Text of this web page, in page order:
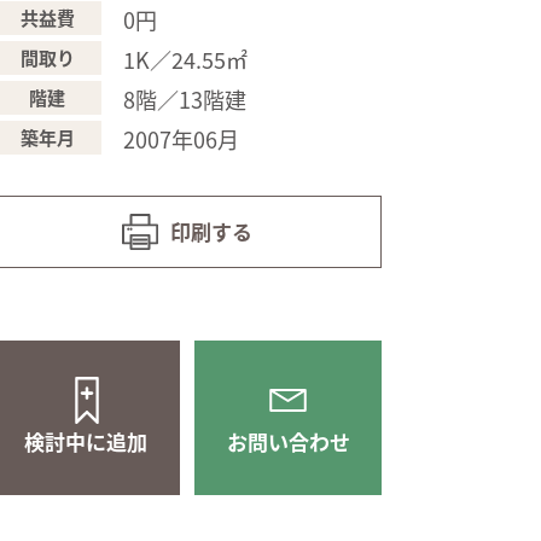
共益費 0円
間取り 1K／24.55㎡
階建 8階／13階建
築年月 2007年06月
印刷する
検討中に追加 お問い合わせ